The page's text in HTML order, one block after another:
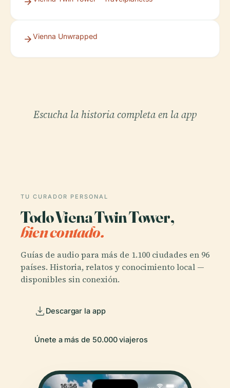
Vienna Unwrapped
Escucha la historia completa en la app
TU CURADOR PERSONAL
Todo Viena Twin Tower,
bien contado.
Guías de audio para más de 1.100 ciudades en 96
países. Historia, relatos y conocimiento local —
disponibles sin conexión.
Descargar la app
Únete a más de 50.000 viajeros